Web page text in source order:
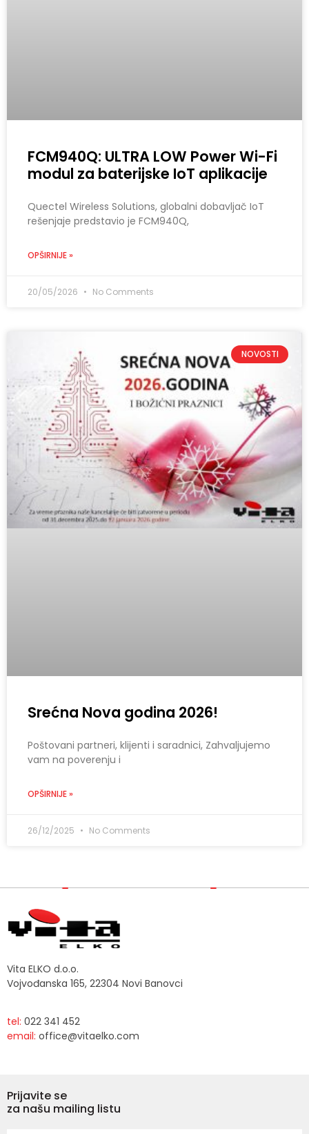
FCM940Q: ULTRA LOW Power Wi-Fi
modul za baterijske IoT aplikacije
Quectel Wireless Solutions, globalni dobavljač IoT
rešenjaje predstavio je FCM940Q,
OPŠIRNIJE »
20/05/2026 No Comments
NOVOSTI
Srećna Nova godina 2026!
Poštovani partneri, klijenti i saradnici, Zahvaljujemo
vam na poverenju i
OPŠIRNIJE »
26/12/2025 No Comments
Vita ELKO d.o.o.
Vojvođanska 165, 22304 Novi Banovci
tel: 022 341 452
email: office@vitaelko.com
Prijavite se
za našu mailing listu